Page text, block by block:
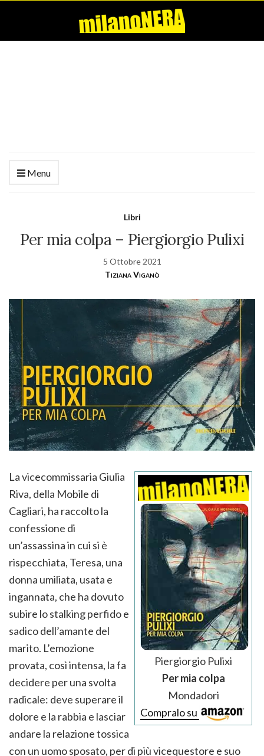
Menu
Libri
Per mia colpa – Piergiorgio Pulixi
5 Ottobre 2021
Tiziana Viganò
Piergiorgio Pulixi
Per mia colpa
Mondadori
Compralo su
La vicecommissaria Giulia
Riva, della Mobile di
Cagliari, ha raccolto la
confessione di
un’assassina in cui si è
rispecchiata, Teresa, una
donna umiliata, usata e
ingannata, che ha dovuto
subire lo stalking perfido e
sadico dell’amante del
marito. L’emozione
provata, così intensa, la fa
decidere per una svolta
radicale: deve superare il
dolore e la rabbia e lasciar
andare la relazione tossica
con un uomo sposato, per di più vicequestore e suo